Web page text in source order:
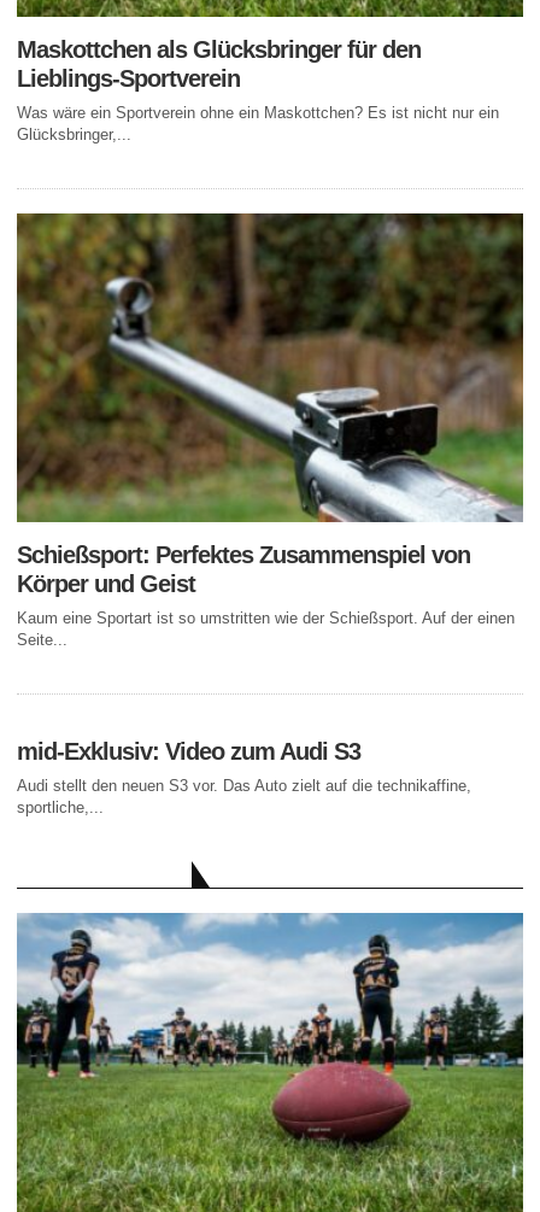
Maskottchen als Glücksbringer für den
Lieblings-Sportverein
Was wäre ein Sportverein ohne ein Maskottchen? Es ist nicht nur ein
Glücksbringer,...
Schießsport: Perfektes Zusammenspiel von
Körper und Geist
Kaum eine Sportart ist so umstritten wie der Schießsport. Auf der einen
Seite...
mid-Exklusiv: Video zum Audi S3
Audi stellt den neuen S3 vor. Das Auto zielt auf die technikaffine,
sportliche,...